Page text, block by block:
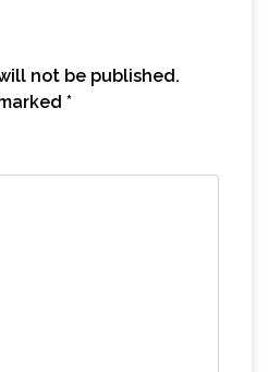
not be published.
*